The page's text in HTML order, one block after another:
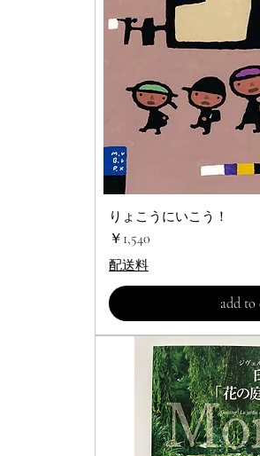
クイッ
りょこうにいこう！
価格
￥1,540
配送料
add to